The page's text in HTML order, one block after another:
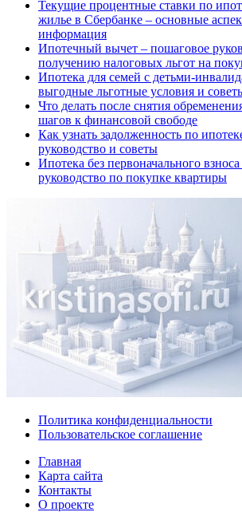
Текущие процентные ставки по
жилье в Сбербанке – основные
информация
Ипотечный вычет – пошаговое
получению налоговых льгот на
Ипотека для семей с детьми-
выгодные льготные условия и
Что делать после снятия
шагов к финансовой свободе
Как узнать задолженность по
руководство и советы
Ипотека без первоначального
руководство по покупке квартиры
Политика конфиденциальности
Пользовательское соглашение
Главная
Карта сайта
Контакты
О проекте